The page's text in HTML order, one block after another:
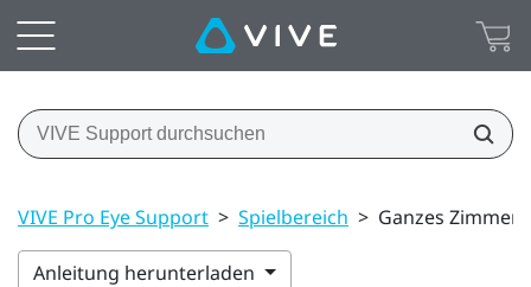
VIVE Pro Eye Support > Spielbereich > Ganzes Zimmer
Anleitung herunterladen